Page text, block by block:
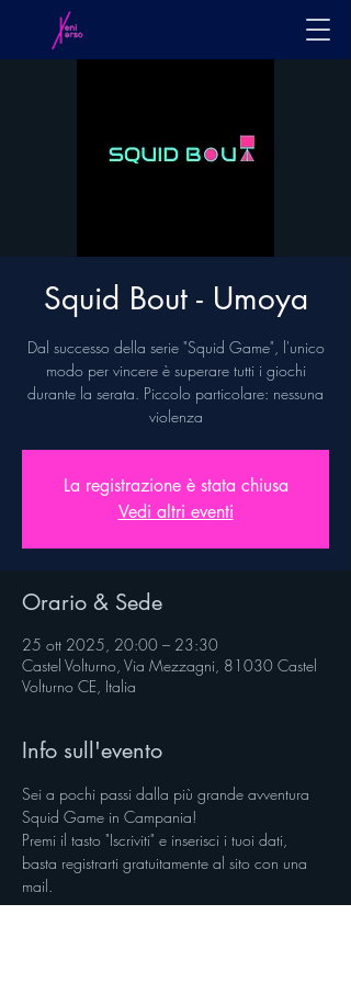
Squid Bout - Umoya
Dal successo della serie "Squid Game", l'unico
modo per vincere è superare tutti i giochi
durante la serata. Piccolo particolare: nessuna
violenza
La registrazione è stata chiusa
Vedi altri eventi
Orario & Sede
25 ott 2025, 20:00 – 23:30
Castel Volturno, Via Mezzagni, 81030 Castel
Volturno CE, Italia
Info sull'evento
Sei a pochi passi dalla più grande avventura
Squid Game in Campania!
Premi il tasto "Iscriviti" e inserisci i tuoi dati,
basta registrarti gratuitamente al sito con una
mail.
___________________________________